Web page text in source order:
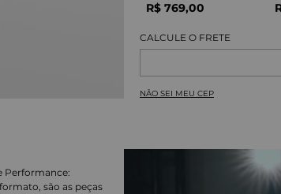
R$ 769,00
NÃO SEI MEU CEP
Performance:
são as peças